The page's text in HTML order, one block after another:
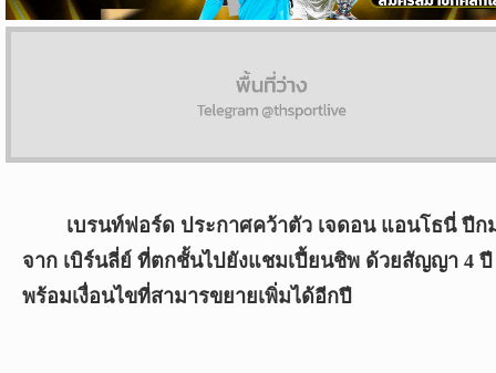
เบรนท์ฟอร์ด ประกาศคว้าตัว เจดอน แอนโธนี่ ปีก
จาก เบิร์นลี่ย์ ที่ตกชั้นไปยังแชมเปี้ยนชิพ ด้วยสัญญา 4 ปี
พร้อมเงื่อนไขที่สามารขยายเพิ่มได้อีกปี
ผล
©
2026